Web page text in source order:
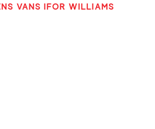
VANS IFOR WILLIAMS